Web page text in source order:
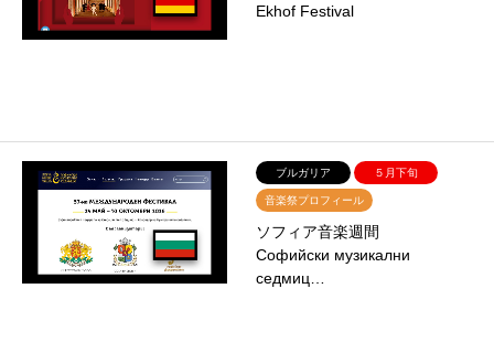
Ekhof Festival
ブルガリア ５月下旬
音楽祭プロフィール
ソフィア音楽週間
Софийски музикални
седмиц…